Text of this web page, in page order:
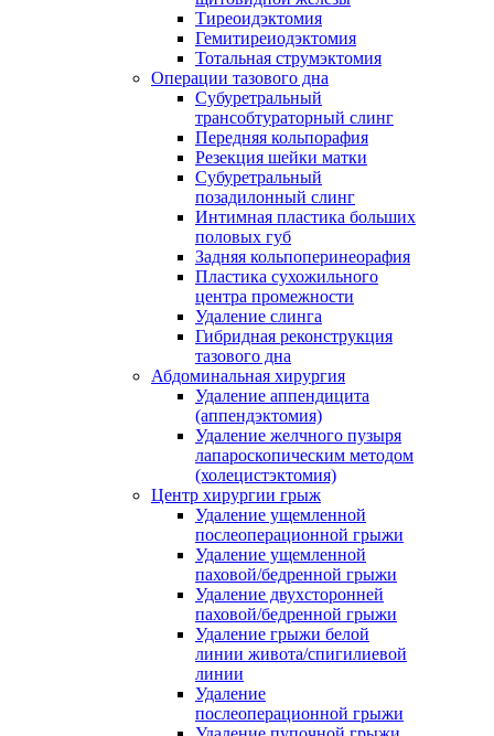
Тиреоидэктомия
Гемитиреиодэктомия
Тотальная струмэктомия
Операции тазового дна
Субуретральный
трансобтураторный слинг
Передняя кольпорафия
Резекция шейки матки
Субуретральный
позадилонный слинг
Интимная пластика больших
половых губ
Задняя кольпоперинеорафия
Пластика сухожильного
центра промежности
Удаление слинга
Гибридная реконструкция
тазового дна
Абдоминальная хирургия
Удаление аппендицита
(аппендэктомия)
Удаление желчного пузыря
лапароскопическим методом
(холецистэктомия)
Центр хирургии грыж
Удаление ущемленной
послеоперационной грыжи
Удаление ущемленной
паховой/бедренной грыжи
Удаление двухсторонней
паховой/бедренной грыжи
Удаление грыжи белой
линии живота/спигилиевой
линии
Удаление
послеоперационной грыжи